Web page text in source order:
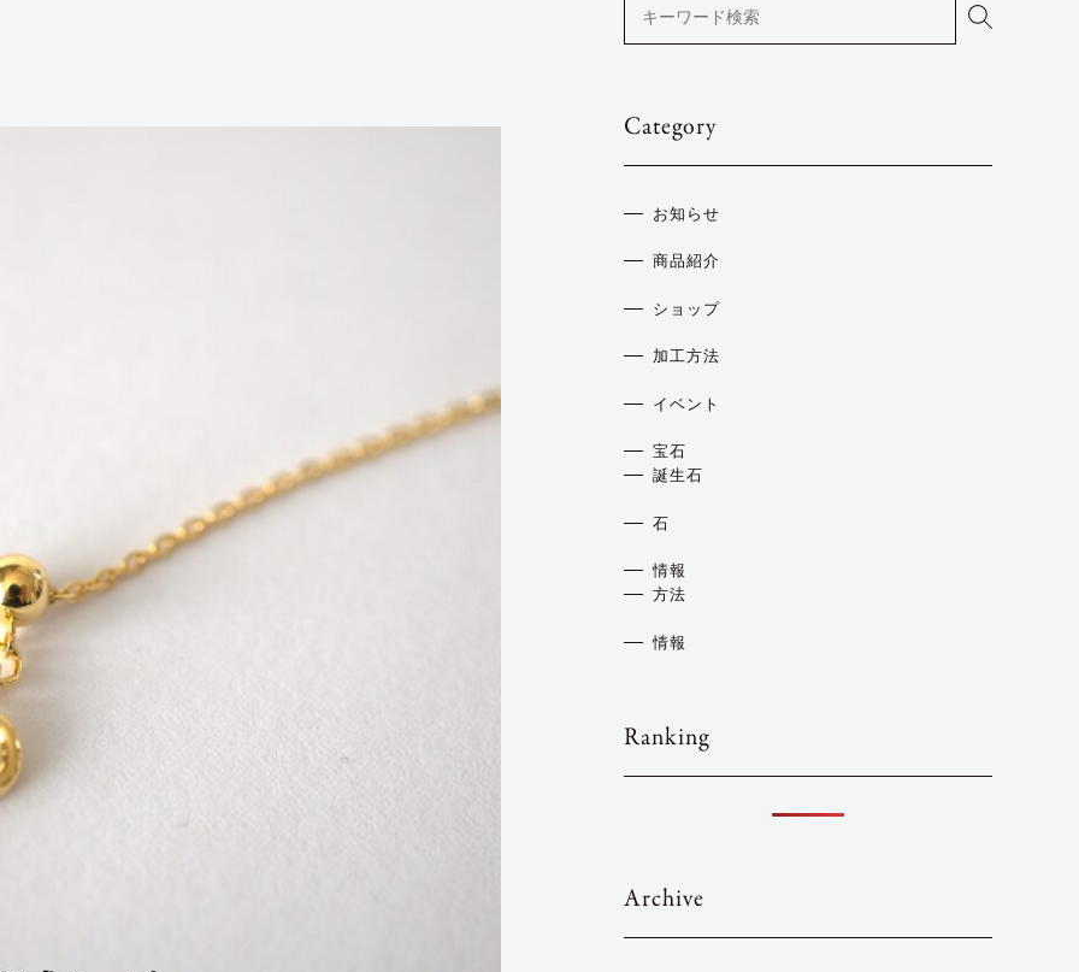
Category
お知らせ
商品紹介
ショップ
加工方法
イベント
宝石
誕生石
石
情報
方法
情報
Ranking
Archive